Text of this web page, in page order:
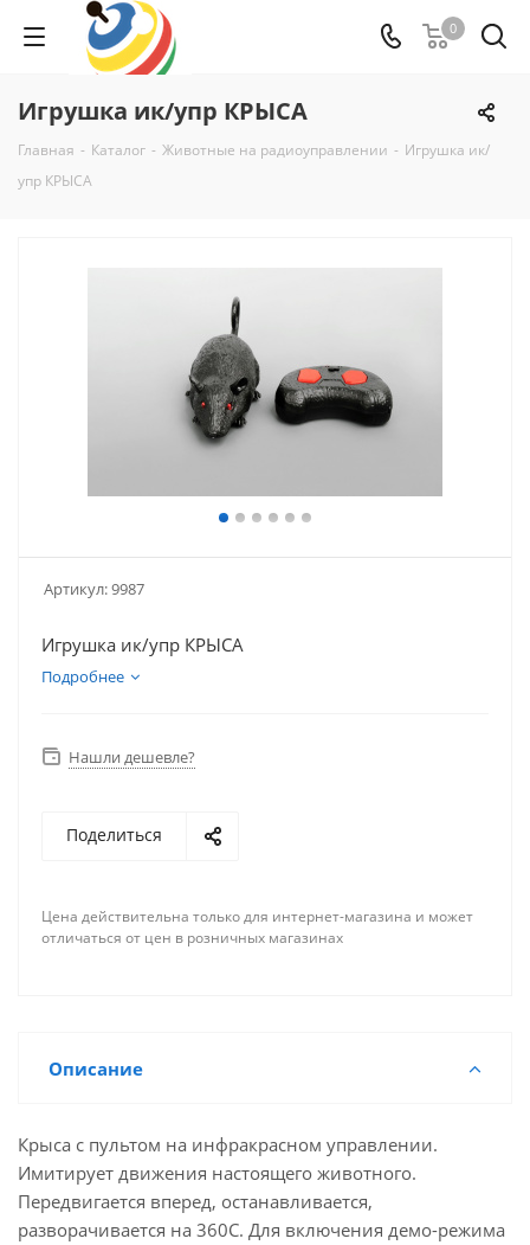
0
Игрушка ик/упр КРЫСА
Главная - Каталог - Животные на радиоуправлении - Игрушка ик/
упр КРЫСА
Артикул:9987
Игрушка ик/упр КРЫСА
Подробнее
Нашли дешевле?
Поделиться
Цена действительна только для интернет-магазина и может
отличаться от цен в розничных магазинах
Описание
Крыса с пультом на инфракрасном управлении.
Имитирует движения настоящего животного.
Передвигается вперед, останавливается,
разворачивается на 360С. Для включения демо-режима